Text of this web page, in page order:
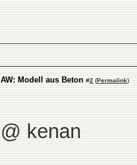
AW: Modell aus Beton #2 (Permalink)
@ kenan